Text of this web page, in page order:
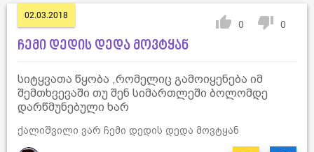
02.03.2018
0 0
ჩემი დედის დედა მოვტყან
სიტყვათა წყობა ,რომელიც გამოიყენება იმ
შემთხვევაში თუ შენ სიმართლეში ბოლომდე
დარწმუნებული ხარ
ქალიშვილი ვარ ჩემი დედის დედა მოვტყან